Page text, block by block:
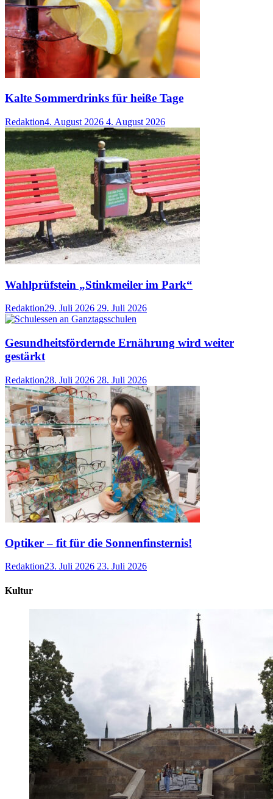
Kalte Sommerdrinks für heiße Tage
Redaktion4. August 2026 4. August 2026
Wahlprüfstein „Stinkmeiler im Park“
Redaktion29. Juli 2026 29. Juli 2026
Gesundheitsfördernde Ernährung wird weiter
gestärkt
Redaktion28. Juli 2026 28. Juli 2026
Optiker – fit für die Sonnenfinsternis!
Redaktion23. Juli 2026 23. Juli 2026
Kultur